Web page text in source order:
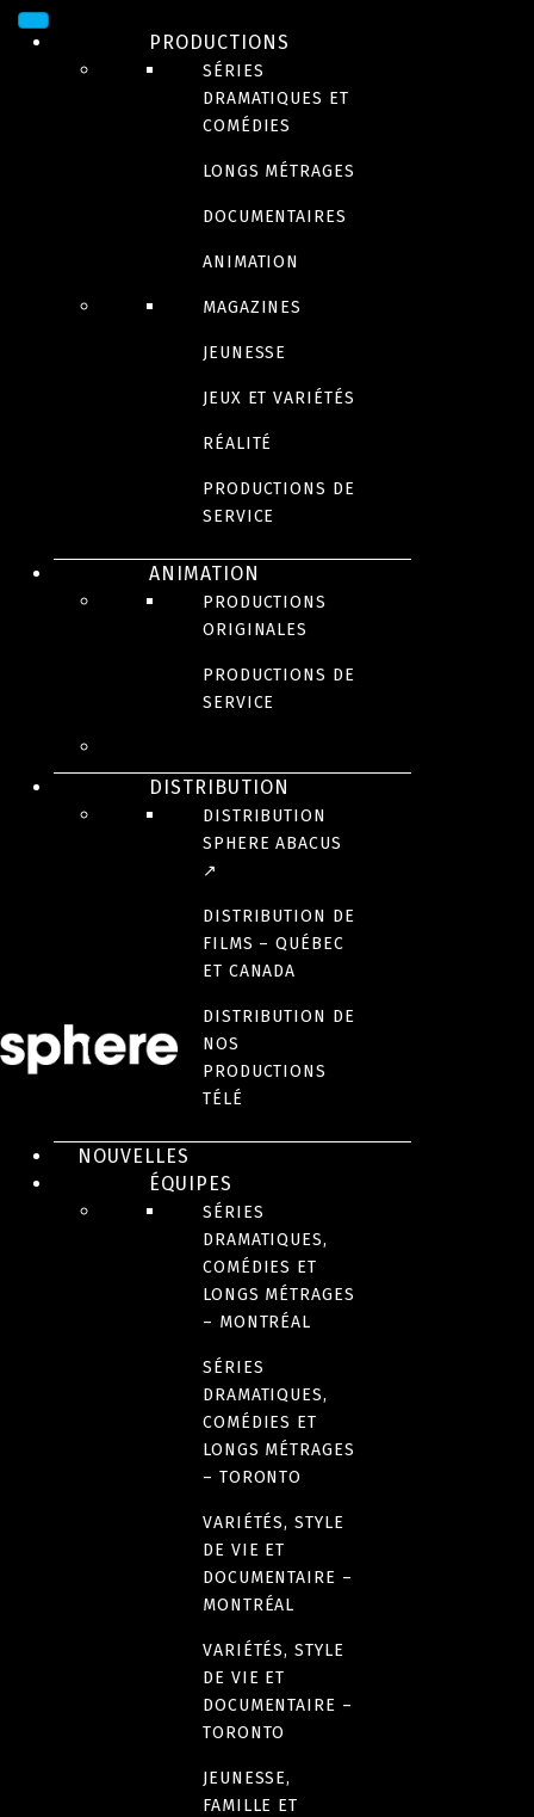
PRODUCTIONS
SÉRIES
DRAMATIQUES ET
COMÉDIES
LONGS MÉTRAGES
DOCUMENTAIRES
ANIMATION
MAGAZINES
JEUNESSE
JEUX ET VARIÉTÉS
RÉALITÉ
PRODUCTIONS DE
SERVICE
ANIMATION
PRODUCTIONS
ORIGINALES
PRODUCTIONS DE
SERVICE
DISTRIBUTION
DISTRIBUTION
SPHERE ABACUS
↗
DISTRIBUTION DE
FILMS – QUÉBEC
ET CANADA
DISTRIBUTION DE
NOS
PRODUCTIONS
TÉLÉ
NOUVELLES
ÉQUIPES
SÉRIES
DRAMATIQUES,
COMÉDIES ET
LONGS MÉTRAGES
– MONTRÉAL
SÉRIES
DRAMATIQUES,
COMÉDIES ET
LONGS MÉTRAGES
– TORONTO
VARIÉTÉS, STYLE
DE VIE ET
DOCUMENTAIRE –
MONTRÉAL
VARIÉTÉS, STYLE
DE VIE ET
DOCUMENTAIRE –
TORONTO
JEUNESSE,
FAMILLE ET
SÉRIES DRAMATIQUES
ET COMÉDIES
Contenu en français
SÉRIE
d’Anna
Brodeur
SÉRIE
Mea
Culpa
DRAME
IXE-13